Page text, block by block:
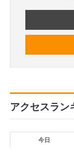
アクセスラン
今日